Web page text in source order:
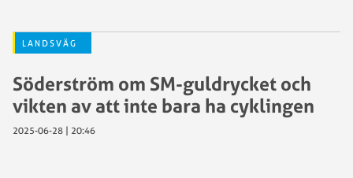
LANDSVÄG
Söderström om SM-guldrycket och
vikten av att inte bara ha cyklingen
2025-06-28 | 20:46